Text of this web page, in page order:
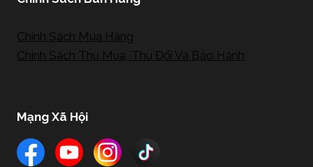
Chính Sách Mua Hàng
Chính Sách Thu Mua, Thu Đổi Và Bảo Hành
Mạng Xã Hội